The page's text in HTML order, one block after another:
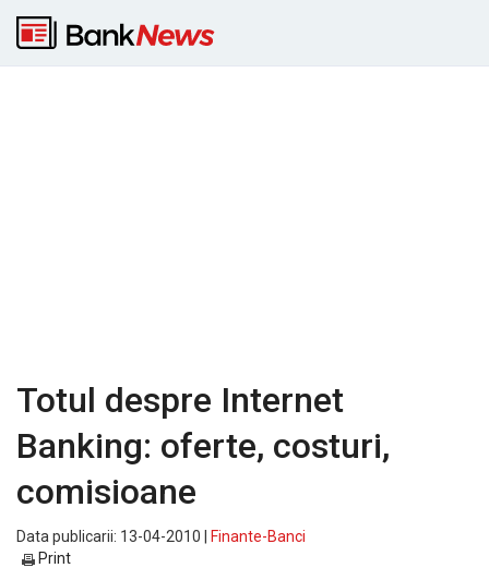
Totul despre Internet
Banking: oferte, costuri,
comisioane
Data publicarii: 13-04-2010 |
Finante-Banci
Print